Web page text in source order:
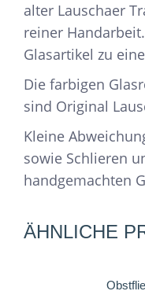
alter Lauschaer
reiner
Glasartikel zu
Die farbigen
sind Original
Kleine
sowie Schlieren
handgemachten
ÄHNLICHE